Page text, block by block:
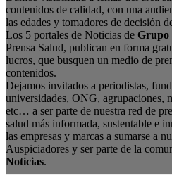
contenidos de calidad, con una
las edades y tomadores de decisión
Los 5 portales de Noticias de Grupo
Prensa Salud, publican en forma
lucros, que busquen un medio de
contenidos.
Dejamos invitados a periodistas,
universidades, ONG, agrupaciones,
etc… a ser parte de nuestra red de
salud más informada, sustentable e
las empresas y marcas a sumarse a
Auspiciadores y ser parte de la
Noticias.